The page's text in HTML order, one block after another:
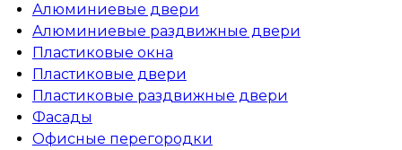
Алюминиевые двери
Алюминиевые раздвижные двери
Пластиковые окна
Пластиковые двери
Пластиковые раздвижные двери
Фасады
Офисные перегородки